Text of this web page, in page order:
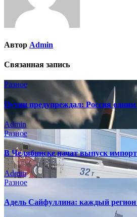
Автор Admin
Связанная запись
Разное
Путин предупреждал: Россия
Admin
Разное
В Челябинске начат выпуск
Admin
Разное
Адель Сайфуллина: каждый регион